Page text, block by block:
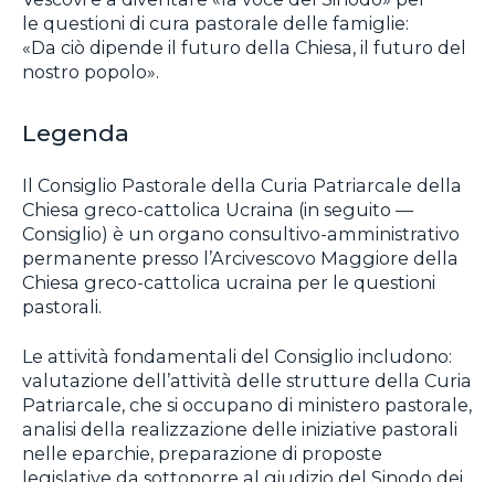
le questioni di cura pastorale delle famiglie:
«Da ciò dipende il futuro della Chiesa, il futuro del
nostro popolo».
Legenda
Il Consiglio Pastorale della Curia Patriarcale della
Chiesa greco-cattolica Ucraina (in seguito —
Consiglio) è un organo consultivo-amministrativo
permanente presso l’Arcivescovo Maggiore della
Chiesa greco-cattolica ucraina per le questioni
pastorali.
Le attività fondamentali del Consiglio includono:
valutazione dell’attività delle strutture della Curia
Patriarcale, che si occupano di ministero pastorale,
analisi della realizzazione delle iniziative pastorali
nelle eparchie, preparazione di proposte
legislative da sottoporre al giudizio del Sinodo dei